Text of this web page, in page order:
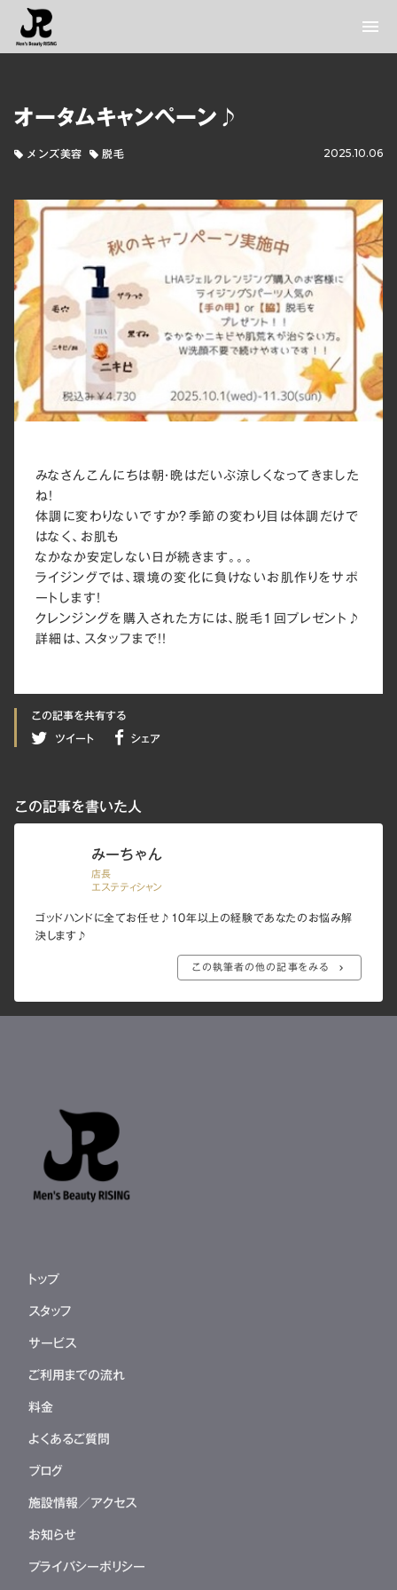
menu
オータムキャンペーン♪
メンズ美容 脱毛 2025.10.06
みなさんこんにちは朝・晩はだいぶ涼しくなってきました
ね！
体調に変わりないですか？季節の変わり目は体調だけで
はなく、お肌も
なかなか安定しない日が続きます。。。
ライジングでは、環境の変化に負けないお肌作りをサポ
ートします！
クレンジングを購入された方には、脱毛1回プレゼント♪
詳細は、スタッフまで！！
この記事を共有する
ツイート
シェア
この記事を書いた人
みーちゃん
店長
エステティシャン
ゴッドハンドに全てお任せ♪10年以上の経験であなたのお悩み解
決します♪
この執筆者の他の記事をみる keyboard_arrow_right
トップ
スタッフ
サービス
ご利用までの流れ
料金
よくあるご質問
ブログ
施設情報／アクセス
お知らせ
プライバシーポリシー